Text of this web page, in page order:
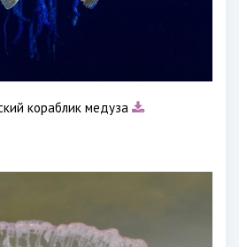
кораблик медуза